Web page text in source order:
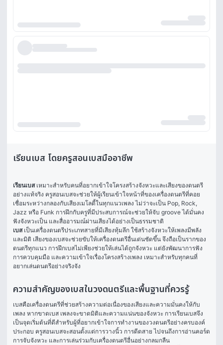
เรียนเบส โดยครูสอนเบสมืออาชีพ
เรียนเบส เหมาะสำหรับคนที่อยากเข้าใจโครงสร้างจังหวะและเสียงของดนตรี
อย่างแท้จริง ครูสอนเบสจะช่วยให้ผู้เรียนเข้าใจหน้าที่ของเครื่องดนตรีที่คอย
เชื่อมระหว่างกลองกับเสียงเมโลดี้ในทุกแนวเพลง ไม่ว่าจะเป็น Pop, Rock,
Jazz หรือ Funk การฝึกกับครูที่มีประสบการณ์จะช่วยให้จับ groove ได้มั่นคง
ฟังจังหวะเป็น และสื่ออารมณ์ผ่านเสียงได้อย่างเป็นธรรมชาติ
เบส เป็นเครื่องดนตรีประเภทสายที่มีเสียงทุ้มลึก ใช้สร้างจังหวะให้เพลงมีพลัง
และมิติ เสียงของเบสจะช่วยขับให้เครื่องดนตรีอื่นเด่นชัดขึ้น จึงถือเป็นรากของ
ดนตรีทุกแนว การฝึกเบสไม่เพียงช่วยให้เล่นได้ถูกจังหวะ แต่ยังพัฒนาการฟัง
การควบคุมมือ และความเข้าใจเรื่องโครงสร้างเพลง เหมาะสำหรับทุกคนที่
อยากเล่นดนตรีอย่างจริงจัง
ความสำคัญของเบสในวงดนตรีและพื้นฐานที่ควรรู้
เบสคือเครื่องดนตรีที่ช่วยสร้างความต่อเนื่องของเสียงและความมั่นคงให้กับ
เพลง หากขาดเบส เพลงจะขาดมิติและความแน่นของจังหวะ การเรียนเบสจึง
เป็นจุดเริ่มต้นที่ดีสำหรับผู้ที่อยากเข้าใจการทำงานของวงดนตรีอย่างครบองค์
ประกอบ ครูสอนเบสจะสอนตั้งแต่การวางนิ้ว การดีดสาย ไปจนถึงการอ่านคอร์ด
การจับจังหวะ และการเล่นร่วมกับเครื่องดนตรีอื่นอย่างกลมกลืน